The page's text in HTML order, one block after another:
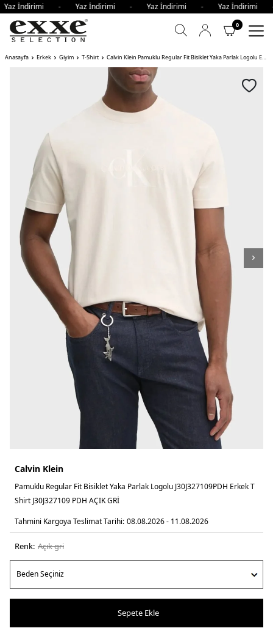
İndirimi - Yaz İndirimi - Yaz İndirimi - Yaz
0
Anasayfa Erkek Giyim T-Shirt Calvin Klein Pamuklu Regular Fit Bisiklet Yaka Parlak Logolu Erkek T Shirt PDH AÇIK
Calvin Klein
Pamuklu Regular Fit Bisiklet Yaka Parlak Logolu J30J327109PDH Erkek T
Shirt J30J327109 PDH AÇIK GRİ
Tahmini Kargoya Teslimat Tarihi: 08.08.2026 - 11.08.2026
Renk: açik gri̇
Sepete Ekle